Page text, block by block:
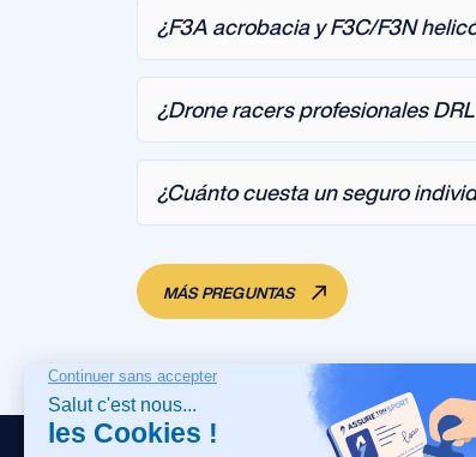
¿F3A acrobacia y F3C/F3N
¿Drone racers profesionales
¿Cuánto cuesta un seguro
MÁS PREGUNTAS